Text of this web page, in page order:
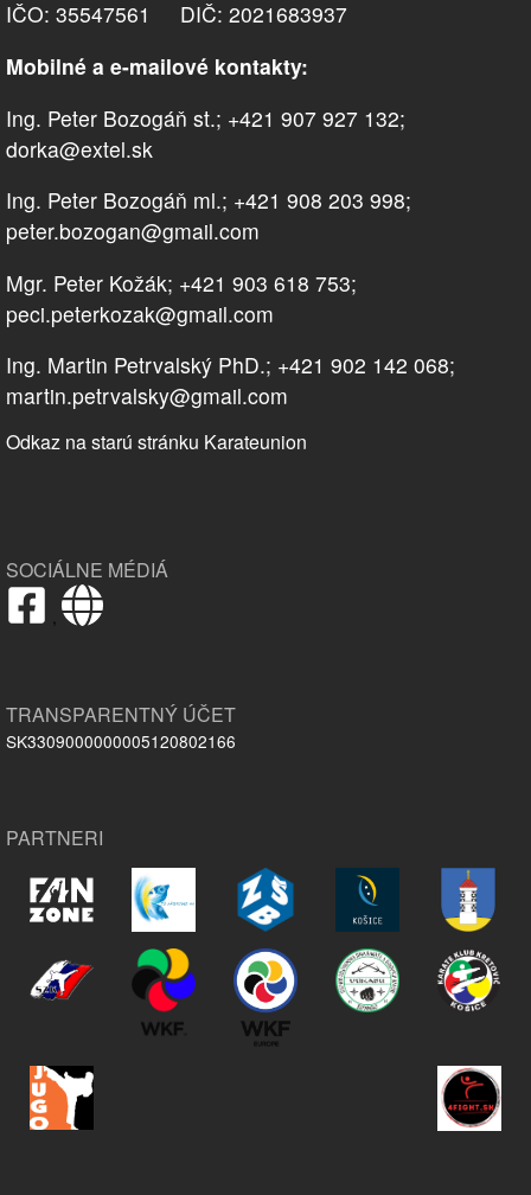
IČO: 35547561 DIČ: 2021683937
Mobilné a e-mailové kontakty:
Ing. Peter Bozogáň st.; +421 907 927 132;
dorka@extel.sk
Ing. Peter Bozogáň ml.; +421 908 203 998;
peter.bozogan@gmail.com
Mgr. Peter Kožák; +421 903 618 753;
peci.peterkozak@gmail.com
Ing. Martin Petrvalský PhD.; +421 902 142 068;
martin.petrvalsky@gmail.com
Odkaz na starú stránku Karateunion
SOCIÁLNE MÉDIÁ
,
TRANSPARENTNÝ ÚČET
SK3309000000005120802166
PARTNERI